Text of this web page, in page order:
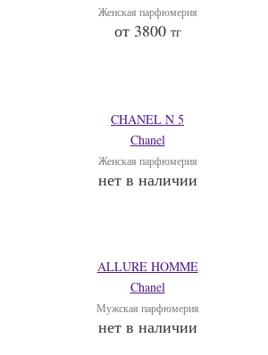
Женская парфюмерия
от 3800 тг
CHANEL N 5
Chanel
Женская парфюмерия
нет в наличии
ALLURE HOMME
Chanel
Мужская парфюмерия
нет в наличии